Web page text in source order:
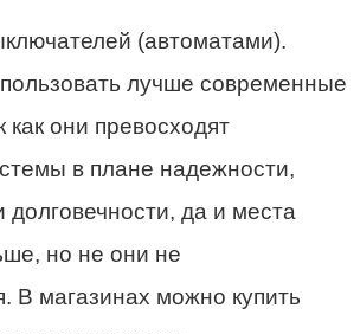
(автоматами).
лучше современные
как они превосходят
в плане надежности,
долговечности, да и места
но не они не
В магазинах можно купить